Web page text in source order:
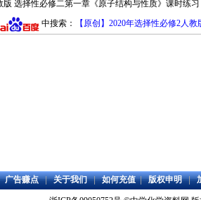
版 选择性必修二第一章《原子结构与性质》课时练习
中搜索： 【原创】2020年选择性必修2人
广告赚点|关于我们|如何充值|版权申明|